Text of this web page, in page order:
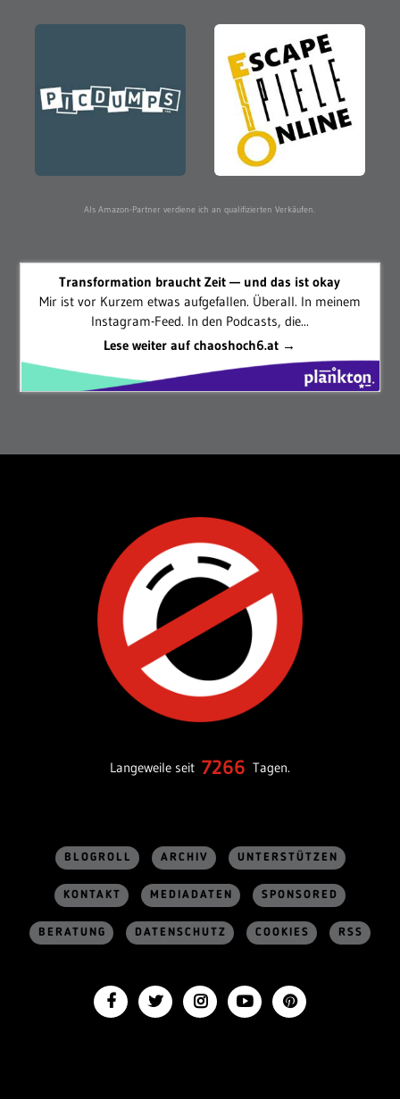
Als Amazon-Partner verdiene ich an qualifizierten Verkäufen.
Transformation braucht Zeit — und das ist okay
Mir ist vor Kurzem etwas aufgefallen. Überall. In meinem
Instagram-Feed. In den Podcasts, die...
Lese weiter auf chaoshoch6.at →
Langeweile seit 7266 Tagen.
BLOGROLL ARCHIV UNTERSTÜTZEN
KONTAKT MEDIADATEN SPONSORED
BERATUNG DATENSCHUTZ COOKIES RSS